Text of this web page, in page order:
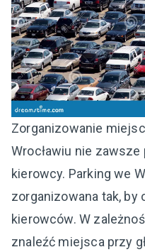
Zorganizowanie
Wrocławiu nie
kierowcy. Parking we
zorganizowana tak, by
kierowców. W
znaleźć miejsca przy